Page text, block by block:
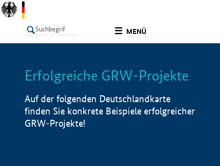
MENÜ
LISTE Info
Erfolgreiche GRW-Projekte
Auf der folgenden Deutschlandkarte
finden Sie konkrete Beispiele erfolgreicher
GRW-Projekte!